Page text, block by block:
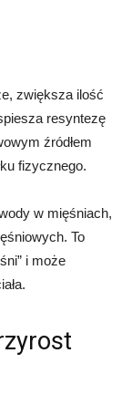
zwiększa ilość
resyntezę
źródłem
fizycznego.
w mięśniach,
To
i może